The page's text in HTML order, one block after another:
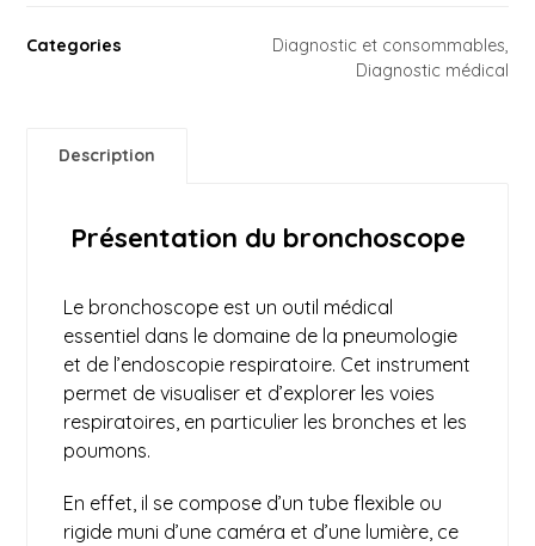
Categories Diagnostic et consommables,
Diagnostic médical
Description
Présentation du bronchoscope
Le bronchoscope est un outil médical
essentiel dans le domaine de la pneumologie
et de l’endoscopie respiratoire. Cet instrument
permet de visualiser et d’explorer les voies
respiratoires, en particulier les bronches et les
poumons.
En effet, il se compose d’un tube flexible ou
rigide muni d’une caméra et d’une lumière, ce